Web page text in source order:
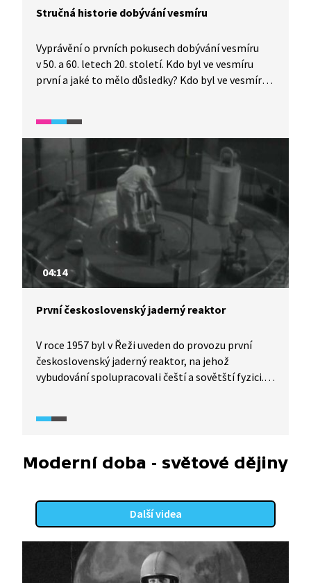
Stručná historie dobývání vesmíru
Vyprávění o prvních pokusech dobývání vesmíru
v 50. a 60. letech 20. století. Kdo byl ve vesmíru
první a jaké to mělo důsledky? Kdo byl ve vesmíru
04:14
První československý jaderný reaktor
V roce 1957 byl v Řeži uveden do provozu první
československý jaderný reaktor, na jehož
vybudování spolupracovali čeští a sovětští fyzici.
s podrobnostmi tohoto přelomového momentu
Moderní doba - světové dějiny
Další videa